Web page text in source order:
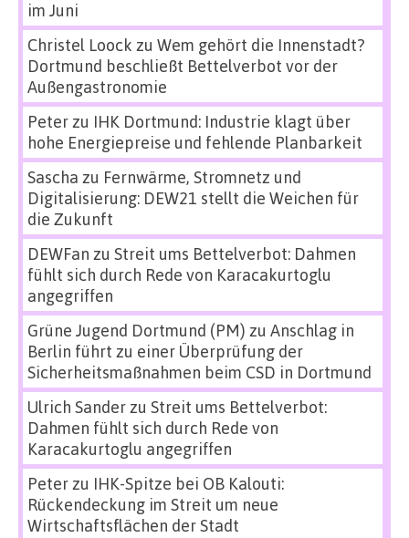
im Juni
Christel Loock zu Wem gehört die Innenstadt?
Dortmund beschließt Bettelverbot vor der
Außengastronomie
Peterzu IHK Dortmund: Industrie klagt über
hohe Energiepreise und fehlende Planbarkeit
Sascha zu Fernwärme, Stromnetz und
Digitalisierung: DEW21 stellt die Weichen für
die Zukunft
DEWFan zu Streit ums Bettelverbot: Dahmen
fühlt sich durch Rede von Karacakurtoglu
angegriffen
Grüne Jugend Dortmund (PM) zu Anschlag in
Berlin führt zu einer Überprüfung der
Sicherheitsmaßnahmen beim CSD in Dortmund
Ulrich Sanderzu Streit ums Bettelverbot:
Dahmen fühlt sich durch Rede von
Karacakurtoglu angegriffen
Peterzu IHK-Spitze bei OB Kalouti:
Rückendeckung im Streit um neue
Wirtschaftsflächen der Stadt